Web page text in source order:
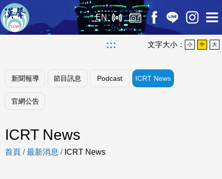
EN
::: 文字大小： 小 中 大
新聞報導 節目訊息 Podcast ICRT News
官網公告
ICRT News
首頁 /最新消息 / ICRT News